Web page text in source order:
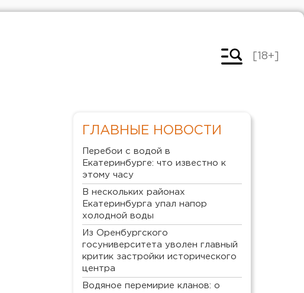
[18+]
ГЛАВНЫЕ НОВОСТИ
Перебои с водой в
Екатеринбурге: что известно к
этому часу
В нескольких районах
Екатеринбурга упал напор
холодной воды
Из Оренбургского
госуниверситета уволен главный
критик застройки исторического
центра
Водяное перемирие кланов: о